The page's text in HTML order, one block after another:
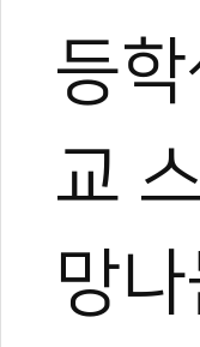
등
교
망